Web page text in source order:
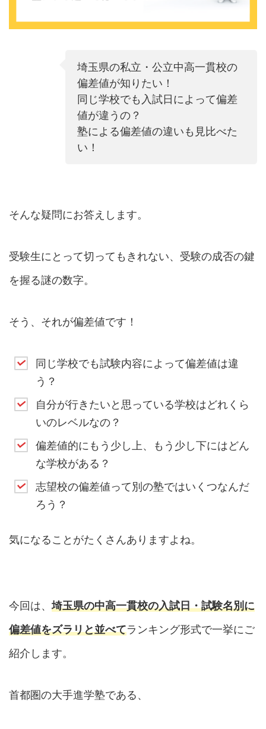
埼玉県の私立・公立中高一貫校の
偏差値が知りたい！
同じ学校でも入試日によって偏差
値が違うの？
塾による偏差値の違いも見比べた
い！
そんな疑問にお答えします。
受験生にとって切ってもきれない、受験の成否の鍵
を握る謎の数字。
そう、それが偏差値です！
同じ学校でも試験内容によって偏差値は違
う？
自分が行きたいと思っている学校はどれくら
いのレベルなの？
偏差値的にもう少し上、もう少し下にはどん
な学校がある？
志望校の偏差値って別の塾ではいくつなんだ
ろう？
気になることがたくさんありますよね。
今回は、埼玉県の中高一貫校の入試日・試験名別に
偏差値をズラリと並べてランキング形式で一挙にご
紹介します。
首都圏の大手進学塾である、